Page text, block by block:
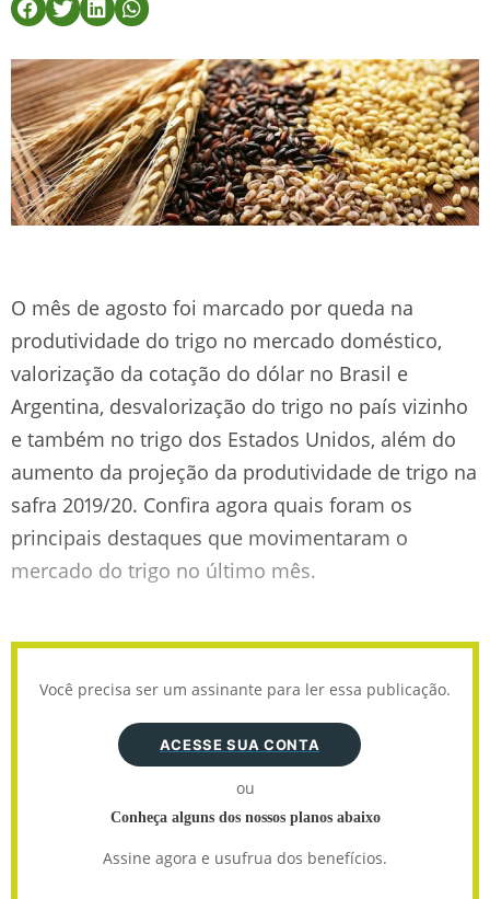
O mês de agosto foi marcado por queda na
produtividade do trigo no mercado doméstico,
valorização da cotação do dólar no Brasil e
Argentina, desvalorização do trigo no país vizinho
e também no trigo dos Estados Unidos, além do
aumento da projeção da produtividade de trigo na
safra 2019/20. Confira agora quais foram os
principais destaques que movimentaram o
mercado do trigo no último mês.
Você precisa ser um assinante para ler essa publicação.
ACESSE SUA CONTA
ou
Conheça alguns dos nossos planos abaixo
Assine agora e usufrua dos benefícios.